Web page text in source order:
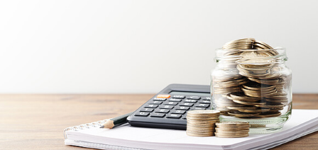
Produkte kurz- und langfristig bei den Kunden
bewähren und sich gegenüber den Konkurrenten
durchsetzen, auch bei der Immobilienvermarktung.